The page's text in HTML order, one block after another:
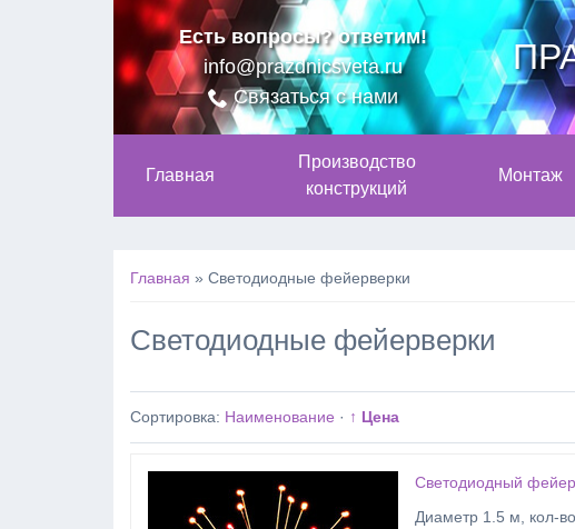
Есть вопросы? ответим!
info@prazdnicsveta.ru
Связаться с нами
Главная
Производство
конструкций
Монтаж
Главная » Светодиодные фейерверки
Светодиодные фейерверки
Сортировка: Наименование · ↑ Цена
Светодиодный
Диаметр 1.5 м, кол-